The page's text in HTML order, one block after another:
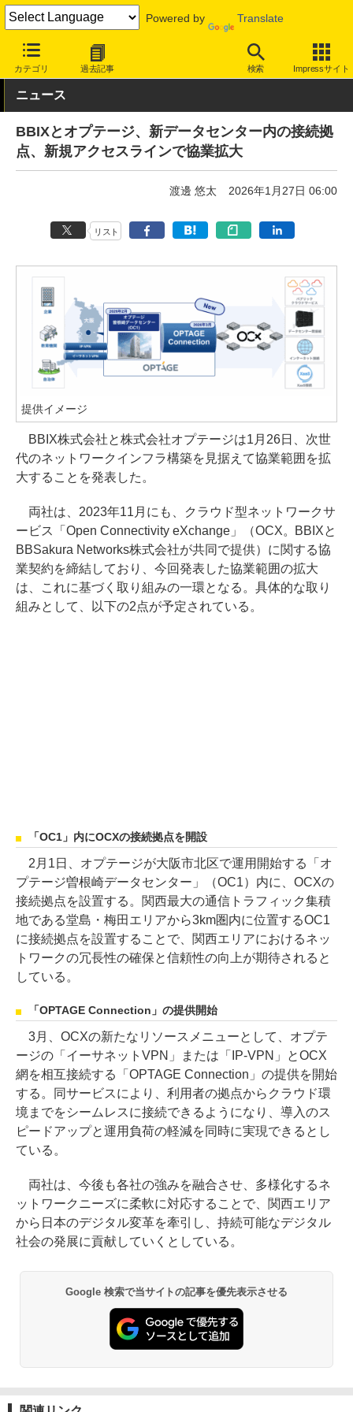
Powered by Translate
カテゴリ 過去記事 検索 Impressサイト
INTERNET Watch トピック 企業
ニュース
BBIXとオプテージ、新データセンター内の接続拠
点、新規アクセスラインで協業拡大
渡邊 悠太 2026年1月27日 06:00
リスト
提供イメージ
BBIX株式会社と株式会社オプテージは1月26日、次世
代のネットワークインフラ構築を見据えて協業範囲を拡
大することを発表した。
両社は、2023年11月にも、クラウド型ネットワークサ
ービス「Open Connectivity eXchange」（OCX。BBIXと
BBSakura Networks株式会社が共同で提供）に関する協
業契約を締結しており、今回発表した協業範囲の拡大
は、これに基づく取り組みの一環となる。具体的な取り
組みとして、以下の2点が予定されている。
「OC1」内にOCXの接続拠点を開設
2月1日、オプテージが大阪市北区で運用開始する「オ
プテージ曽根崎データセンター」（OC1）内に、OCXの
接続拠点を設置する。関西最大の通信トラフィック集積
地である堂島・梅田エリアから3km圏内に位置するOC1
に接続拠点を設置することで、関西エリアにおけるネッ
トワークの冗長性の確保と信頼性の向上が期待されると
している。
「OPTAGE Connection」の提供開始
3月、OCXの新たなリソースメニューとして、オプテ
ージの「イーサネットVPN」または「IP-VPN」とOCX
網を相互接続する「OPTAGE Connection」の提供を開始
する。同サービスにより、利用者の拠点からクラウド環
境までをシームレスに接続できるようになり、導入のス
ピードアップと運用負荷の軽減を同時に実現できるとし
ている。
両社は、今後も各社の強みを融合させ、多様化するネ
ットワークニーズに柔軟に対応することで、関西エリア
から日本のデジタル変革を牽引し、持続可能なデジタル
社会の発展に貢献していくとしている。
Google 検索で当サイトの記事を優先表示させる